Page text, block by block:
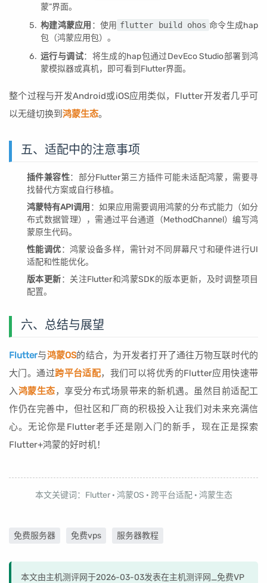
蒙”界面。
构建鸿蒙应用 ：使用 flutter build ohos 命令生成hap
包（鸿蒙应用包）。
运行与调试：将生成的hap包通过DevEco Studio部署到鸿
蒙模拟器或真机，即可看到Flutter界面。
整个过程与开发Android或iOS应用类似，Flutter开发者几乎可
以无缝切换到 鸿蒙生态。
五、适配中的注意事项
插件兼容性：部分Flutter第三方插件可能未适配鸿蒙，需要寻
找替代方案或自行移植。
鸿蒙特有API调用 ：如果应用需要调用鸿蒙的分布式能力（如分
布式数据管理），需通过平台通道（MethodChannel）编写鸿
蒙原生代码。
性能调优：鸿蒙设备多样，需针对不同屏幕尺寸和硬件进行UI
适配和性能优化。
版本更新：关注Flutter和鸿蒙SDK的版本更新，及时调整项目
配置。
六、总结与展望
Flutter与鸿蒙OS的结合，为开发者打开了通往万物互联时代的
大门。通过跨平台适配，我们可以将优秀的Flutter应用快速带
入鸿蒙生态，享受分布式场景带来的新机遇。虽然目前适配工
作仍在完善中，但社区和厂商的积极投入让我们对未来充满信
心。无论你是Flutter老手还是刚入门的新手，现在正是探索
Flutter+鸿蒙的好时机！
本文关键词：Flutter · 鸿蒙OS · 跨平台适配 · 鸿蒙生态
免费服务器 免费vps 服务器教程
本文由主机测评网于2026-03-03发表在主机测评网_免费VP